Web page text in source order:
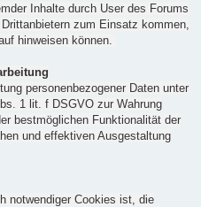
Inhalte durch User des Forums
zum Einsatz kommen,
hinweisen können.
personenbezogener Daten unter
1 lit. f DSGVO zur Wahrung
bestmöglichen Funktionalität der
und effektiven Ausgestaltung
notwendiger Cookies ist, die